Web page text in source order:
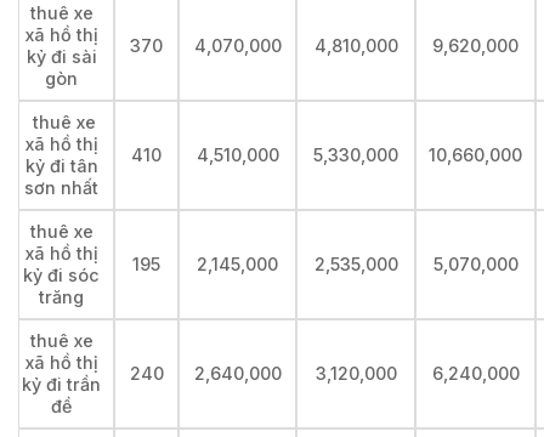
thuê xe
xã hồ thị
kỷ đi sài
gòn
370 4,070,000 4,810,000 9,620,000
thuê xe
xã hồ thị
kỷ đi tân
sơn nhất
410 4,510,000 5,330,000 10,660,000
thuê xe
xã hồ thị
kỷ đi sóc
trăng
195 2,145,000 2,535,000 5,070,000
thuê xe
xã hồ thị
kỷ đi trần
đề
240 2,640,000 3,120,000 6,240,000